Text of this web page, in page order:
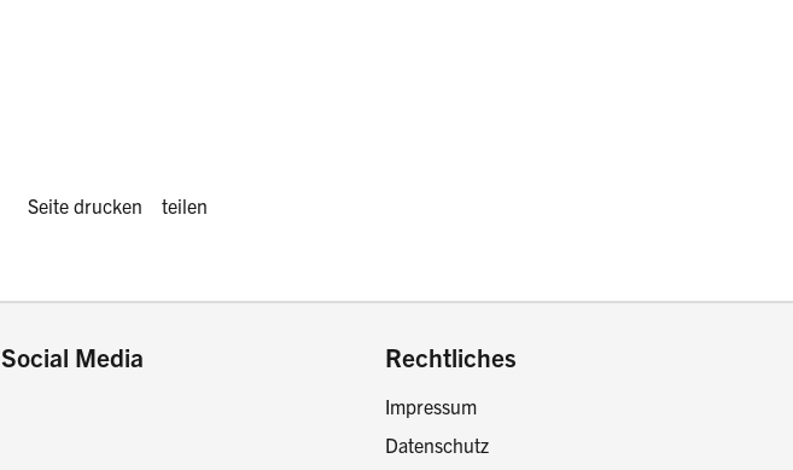
Diese Seite drucken oder teilen:
Seite drucken teilen
Social Media Rechtliches
Impressum
Datenschutz